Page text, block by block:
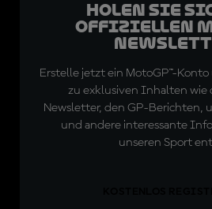
Holen Sie
offiziellen
Erstelle jetzt ein MotoGP™-
zu exklusiven Inhalten wie
Newsletter, den GP-Berichten,
und andere interessante
unseren Sport